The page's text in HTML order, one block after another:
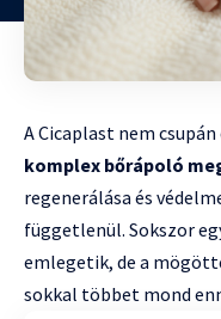
A Cicaplast nem
komplex bőrápoló
regenerálása és
függetlenül. Sokszor
emlegetik, de a
sokkal többet mond